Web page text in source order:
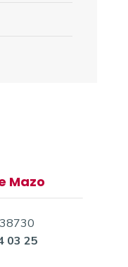
Mazo
03 25